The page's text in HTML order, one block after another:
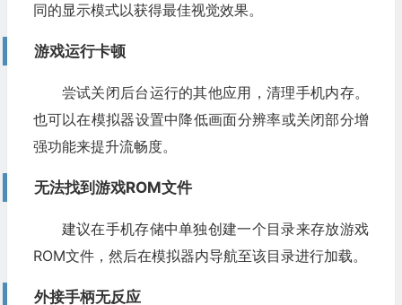
同的显示模式以获得最佳视觉效果。
游戏运行卡顿
尝试关闭后台运行的其他应用，清理手机内存。
也可以在模拟器设置中降低画面分辨率或关闭部分增
强功能来提升流畅度。
无法找到游戏ROM文件
建议在手机存储中单独创建一个目录来存放游戏
ROM文件，然后在模拟器内导航至该目录进行加载。
外接手柄无反应